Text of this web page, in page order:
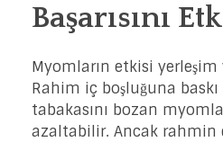
Başarısını
Myomların etkisi yerleşim
Rahim iç boşluğuna
tabakasını bozan
azaltabilir. Ancak rahmin